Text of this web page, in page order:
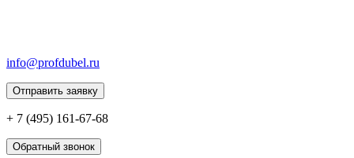
info@profdubel.ru
Отправить заявку
+ 7 (495) 161-67-68
Обратный звонок